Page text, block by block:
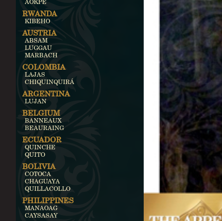
RWANDA
KIBEHO
AUSTRIA
ABSAM
LUGGAU
MARBACH
COLOMBIA
LAJAS
CHIQUINQUIRÁ
ARGENTINA
LUJAN
BELGIUM
BANNEAUX
BEAURAING
ECUADOR
QUINCHE
QUITO
BOLIVIA
COTOCA
CHAGUAYA
QUILLACOLLO
PHILIPPINES
MANAOAG
CAYSASAY